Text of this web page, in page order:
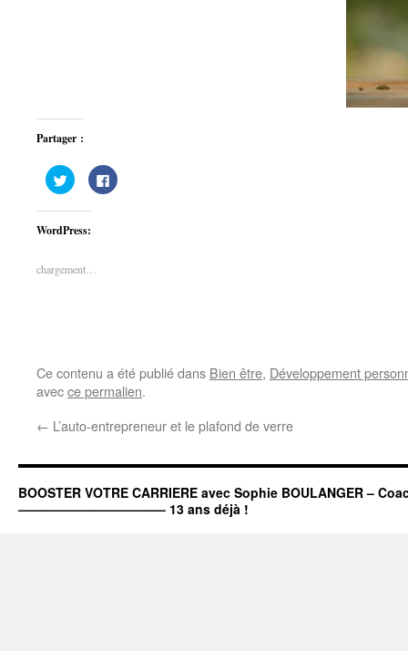
Partager :
Cliquez
pour
partager
sur
dans
fenêtre)
Cliquez
pour
WordPress:
chargement…
Ce contenu a été publié dans Bien être, Développement
avecce permalien.
← L’auto-entrepreneur et le plafond de verre
BOOSTER VOTRE CARRIERE avec Sophie BOULANGER –
———————————– 13 ans déjà !